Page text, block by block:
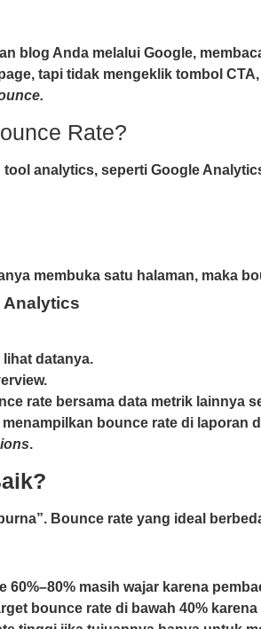
blog Anda melalui Google,
tapi tidak mengeklik tombol
Rate?
analytics, seperti Google
membuka satu halaman, maka
Analytics
datanya.
rate bersama data metrik lainnya
bounce rate di laporan
.
Bounce rate yang ideal
60%–80% masih wajar karena
bounce rate di bawah 40%